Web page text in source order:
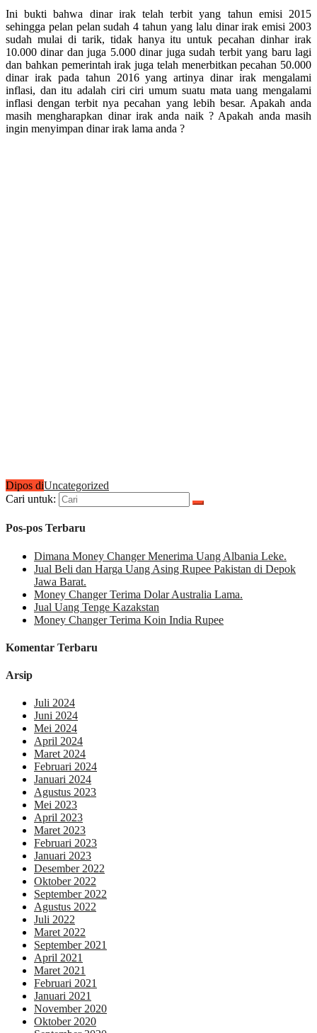
Ini bukti bahwa dinar irak telah terbit yang tahun emisi 2015
sehingga pelan pelan sudah 4 tahun yang lalu dinar irak emisi 2003
sudah mulai di tarik, tidak hanya itu untuk pecahan dinhar irak
10.000 dinar dan juga 5.000 dinar juga sudah terbit yang baru lagi
dan bahkan pemerintah irak juga telah menerbitkan pecahan 50.000
dinar irak pada tahun 2016 yang artinya dinar irak mengalami
inflasi, dan itu adalah ciri ciri umum suatu mata uang mengalami
inflasi dengan terbit nya pecahan yang lebih besar. Apakah anda
masih mengharapkan dinar irak anda naik ? Apakah anda masih
ingin menyimpan dinar irak lama anda ?
Dipos diUncategorized
Cari untuk:
Pos-pos Terbaru
Dimana Money Changer Menerima Uang Albania Leke.
Jual Beli dan Harga Uang Asing Rupee Pakistan di Depok
Jawa Barat.
Money Changer Terima Dolar Australia Lama.
Jual Uang Tenge Kazakstan
Money Changer Terima Koin India Rupee
Komentar Terbaru
Arsip
Juli 2024
Juni 2024
Mei 2024
April 2024
Maret 2024
Februari 2024
Januari 2024
Agustus 2023
Mei 2023
April 2023
Maret 2023
Februari 2023
Januari 2023
Desember 2022
Oktober 2022
September 2022
Agustus 2022
Juli 2022
Maret 2022
September 2021
April 2021
Maret 2021
Februari 2021
Januari 2021
November 2020
Oktober 2020